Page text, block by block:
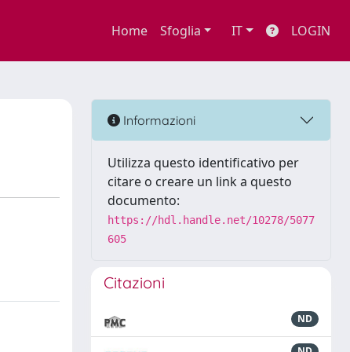
Home Sfoglia IT LOGIN
Informazioni
Utilizza questo identificativo per
citare o creare un link a questo
documento:
https://hdl.handle.net/10278/5077
605
Citazioni
ND